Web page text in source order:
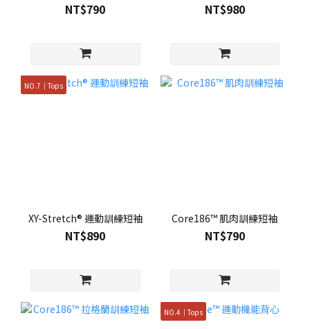
NT$790 NT$980
NO.7｜Tops
XY-Stretch® 運動訓練短袖
NT$890
Core186™ 肌肉訓練短袖
NT$790
NO.4｜Tops